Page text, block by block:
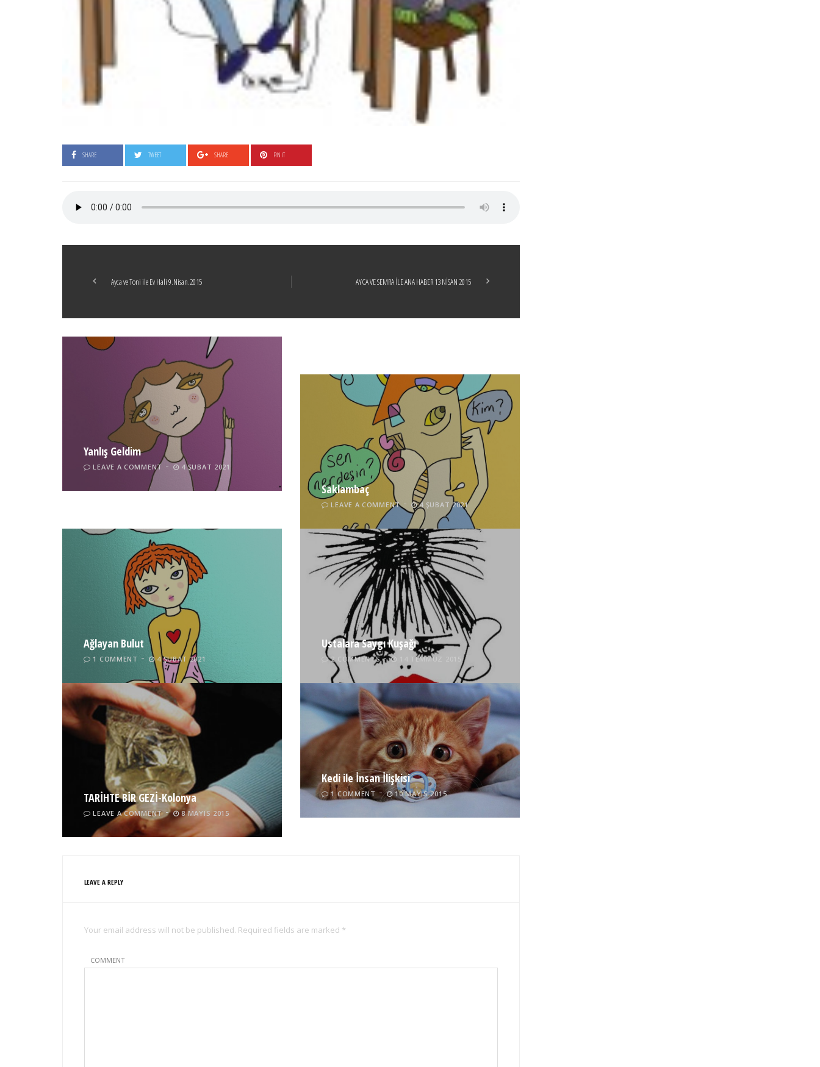
SHARE TWEET SHARE PIN IT
Ayca ve Toni ile Ev Hali 9.Nisan.2015 AYCA VE SEMRA İLE ANA HABER 13 NİSAN 2015
Yanlış Geldim
LEAVE A COMMENT 4 ŞUBAT 2021
Tel İnsan
Saklambaç
LEAVE A COMMENT 4 ŞUBAT 2021
Ağlayan Bulut
1 COMMENT 4 ŞUBAT 2021
Ustalara Saygı Kuşağı
2 COMMENTS 14 TEMMUZ 2015
TARİHTE BİR GEZİ-Kolonya
LEAVE A COMMENT 8 MAYIS 2015
Kedi ile İnsan İlişkisi
1 COMMENT 10 MAYIS 2015
LEAVE A REPLY
Your email address will not be published. Required fields are marked *
COMMENT